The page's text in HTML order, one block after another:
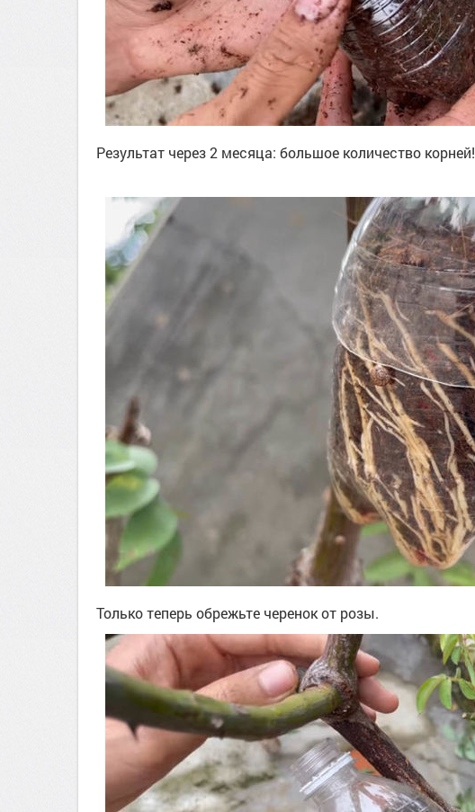
Результат через 2 месяца: большое количество корней!
Только теперь обрежьте черенок от розы.